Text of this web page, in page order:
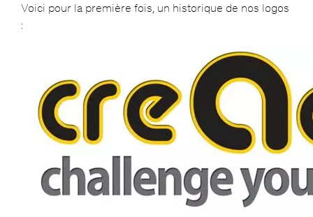
Voici pour la première fois, un historique de nos logos
: